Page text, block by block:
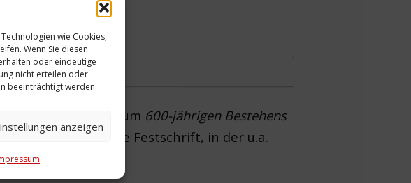
wie Cookies,
Wenn Sie diesen
oder eindeutige
nicht erteilen oder
beeinträchtigt werden.
anzeigen
eine Jubelfeier zum 600-jährigen Bestehens
Anlass gab es eine Festschrift, in der u.a.
zu finden sind.